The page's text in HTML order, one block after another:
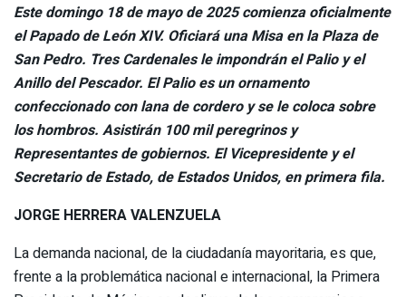
Este domingo 18 de mayo de 2025 comienza oficialmente
el Papado de León XIV. Oficiará una Misa en la Plaza de
San Pedro. Tres Cardenales le impondrán el Palio y el
Anillo del Pescador. El Palio es un ornamento
confeccionado con lana de cordero y se le coloca sobre
los hombros. Asistirán 100 mil peregrinos y
Representantes de gobiernos. El Vicepresidente y el
Secretario de Estado, de Estados Unidos, en primera fila.
JORGE HERRERA VALENZUELA
La demanda nacional, de la ciudadanía mayoritaria, es que,
frente a la problemática nacional e internacional, la Primera